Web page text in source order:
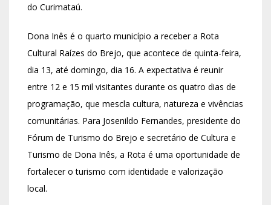
do Curimataú.
Dona Inês é o quarto município a receber a Rota
Cultural Raízes do Brejo, que acontece de quinta-feira,
dia 13, até domingo, dia 16. A expectativa é reunir
entre 12 e 15 mil visitantes durante os quatro dias de
programação, que mescla cultura, natureza e vivências
comunitárias. Para Josenildo Fernandes, presidente do
Fórum de Turismo do Brejo e secretário de Cultura e
Turismo de Dona Inês, a Rota é uma oportunidade de
fortalecer o turismo com identidade e valorização
local.